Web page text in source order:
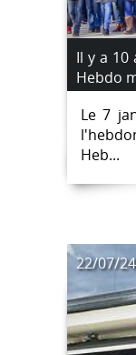
Il y a
Hebdo
Le 7
Heb...
22/07/24